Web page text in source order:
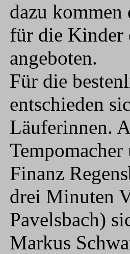
dazu
für die Kinder
angeboten.
Für die
entschieden
Läuferinnen.
Finanz
drei Minuten
Pavelsbach)
Markus